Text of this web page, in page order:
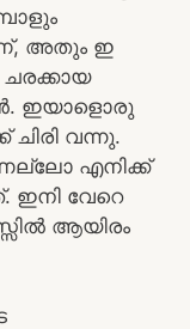
അതും ഇ
ചരക്കായ
ഇയാളൊരു
വന്നു.
എനിക്ക്
ഇനി വേറെ
ആയിരം